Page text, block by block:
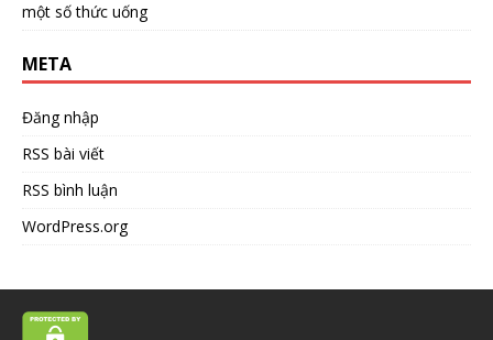
một số thức uống
META
Đăng nhập
RSS bài viết
RSS bình luận
WordPress.org